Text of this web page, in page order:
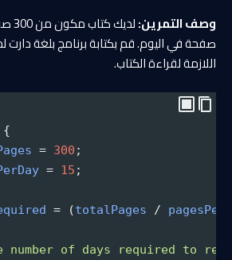
وصف التمرين:
صفحة في اليوم. قم بكتابة برنامج بلغة دارت
اللازمة لقراءة الكتاب.
{
= 300 ;
= 15 ;
= (totalPages /
number of days required to